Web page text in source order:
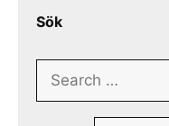
Sök
Search